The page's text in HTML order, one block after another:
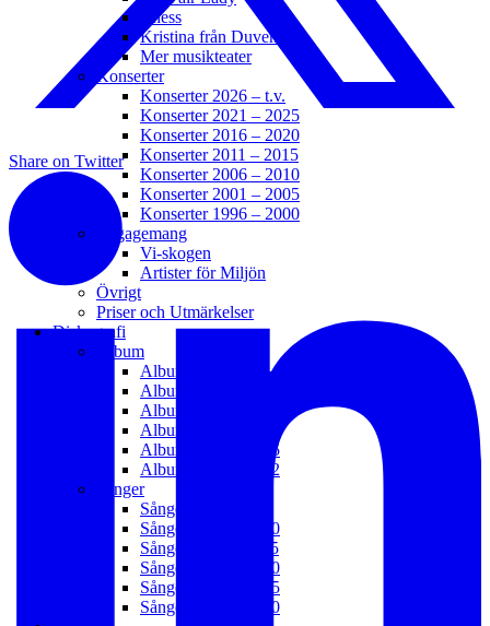
Share on Twitter
Chess
Kristina från Duvemåla
Mer musikteater
Konserter
Konserter 2026 – t.v.
Konserter 2021 – 2025
Konserter 2016 – 2020
Konserter 2011 – 2015
Konserter 2006 – 2010
Konserter 2001 – 2005
Konserter 1996 – 2000
Engagemang
Vi-skogen
Artister för Miljön
Övrigt
Priser och Utmärkelser
Diskografi
Album
Album 2021 – t.v.
Album 2016 – 2020
Album 2011 – 2015
Album 2006 – 2010
Album 2003 – 2005
Album 1992 – 2002
Sånger
Sånger 2021 – t.v.
Sånger 2016 – 2020
Sånger 2011 – 2015
Sånger 2006 – 2010
Sånger 2001 – 2005
Sånger 1992 – 2000